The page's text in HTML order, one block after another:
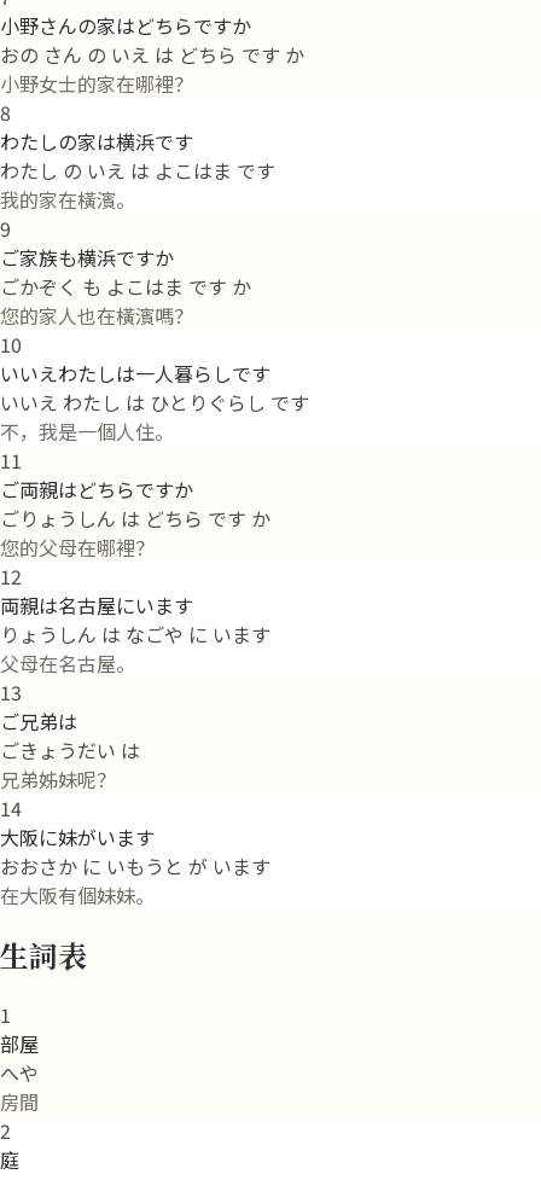
小野さんの家はどちらですか
おの さん の いえ は どちら です か
小野女士的家在哪裡？
8
わたしの家は横浜です
わたし の いえ は よこはま です
我的家在橫濱。
9
ご家族も横浜ですか
ごかぞく も よこはま です か
您的家人也在橫濱嗎？
10
いいえわたしは一人暮らしです
いいえ わたし は ひとりぐらし です
不，我是一個人住。
11
ご両親はどちらですか
ごりょうしん は どちら です か
您的父母在哪裡？
12
両親は名古屋にいます
りょうしん は なごや に います
父母在名古屋。
13
ご兄弟は
ごきょうだい は
兄弟姊妹呢？
14
大阪に妹がいます
おおさか に いもうと が います
在大阪有個妹妹。
生詞表
1
部屋
へや
房間
2
庭